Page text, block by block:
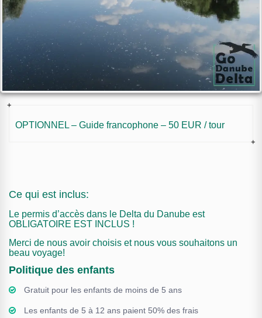
OPTIONNEL – Guide francophone – 50 EUR / tour
Ce qui est inclus:
Le permis d’accès dans le Delta du Danube est
OBLIGATOIRE EST INCLUS !
Merci de nous avoir choisis et nous vous souhaitons un
beau voyage!
Politique des enfants
Gratuit pour les enfants de moins de 5 ans
Les enfants de 5 à 12 ans paient 50% des frais